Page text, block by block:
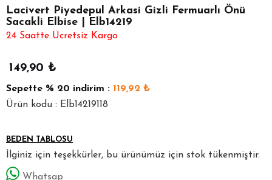
Lacivert Piyedepul Arkasi Gizli Fermuarlı Önü
Sacakli Elbise | Elb14219
24 Saatte Ücretsiz Kargo
149,90 ₺
Sepette % 20 indirim : 119,92 ₺
Ürün kodu : Elb14219118
BEDEN TABLOSU
İlginiz için teşekkürler, bu ürünümüz için stok tükenmiştir.
Whatsap